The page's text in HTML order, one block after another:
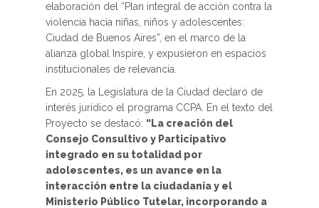
elaboración del “Plan integral de acción contra la
violencia hacia niñas, niños y adolescentes:
Ciudad de Buenos Aires”, en el marco de la
alianza global Inspire, y expusieron en espacios
institucionales de relevancia.
En 2025, la Legislatura de la Ciudad declaró de
interés jurídico el programa CCPA. En el texto del
Proyecto se destacó: “La creación del
Consejo Consultivo y Participativo
integrado en su totalidad por
adolescentes, es un avance en la
interacción entre la ciudadanía y el
Ministerio Público Tutelar, incorporando a